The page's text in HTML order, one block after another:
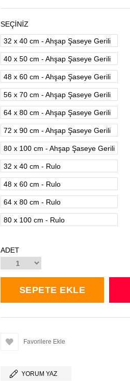
SEÇİNİZ
32 x 40 cm - Ahşap Şaseye Gerili
40 x 50 cm - Ahşap Şaseye Gerili
48 x 60 cm - Ahşap Şaseye Gerili
56 x 70 cm - Ahşap Şaseye Gerili
64 x 80 cm - Ahşap Şaseye Gerili
72 x 90 cm - Ahşap Şaseye Gerili
80 x 100 cm - Ahşap Şaseye Gerili
32 x 40 cm - Rulo
48 x 60 cm - Rulo
64 x 80 cm - Rulo
80 x 100 cm - Rulo
ADET
Favorilere Ekle
YORUM YAZ